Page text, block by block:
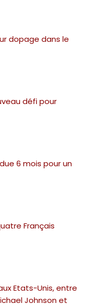
dopage dans le
défi pour
6 mois pour un
Français
Etats-Unis, entre
Johnson et